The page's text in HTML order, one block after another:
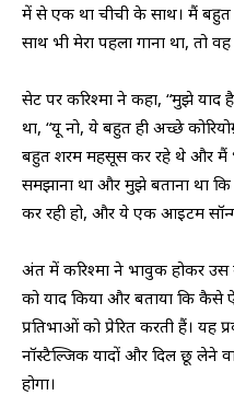
में से एक था चीची के साथ। मैं
साथ भी मेरा पहला गाना था, तो
सेट पर करिश्मा ने कहा, “मुझे
था, “यू नो, ये बहुत ही अच्छे
बहुत शरम महसूस कर रहे थे और मैं
समझाना था और मुझे बताना था
कर रही हो, और ये एक आइटम सॉन्ग
अंत में करिश्मा ने भावुक होकर उस
को याद किया और बताया कि
प्रतिभाओं को प्रेरित करती हैं। यह
नॉस्टैल्जिक यादों और दिल छू लेने
होगा।